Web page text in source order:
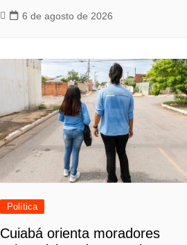
6 de agosto de 2026
Política
Cuiabá orienta moradores